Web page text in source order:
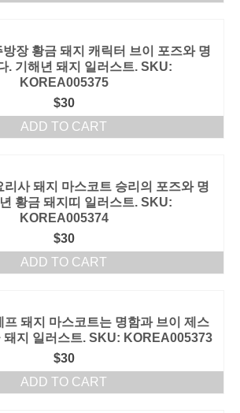
장 황금 돼지 캐릭터 브이 포즈와 명
. 기해년 돼지 일러스트. SKU:
KOREA005375
$30
ADD TO CART
리사 돼지 마스코트 승리의 포즈와 명
황금 돼지띠 일러스트. SKU:
KOREA005374
$30
ADD TO CART
프 돼지 마스코트는 명함과 브이 제스
돼지 일러스트. SKU: KOREA005373
$30
ADD TO CART